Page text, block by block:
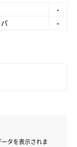
-
-
タを表示されま